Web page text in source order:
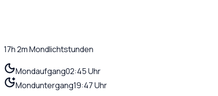
17h 2mMondlichtstunden
Mondaufgang02:45 Uhr
Monduntergang19:47 Uhr